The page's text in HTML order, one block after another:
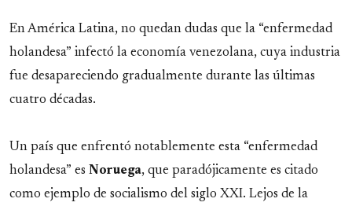
En América Latina, no quedan dudas que la “enfermedad
holandesa” infectó la economía venezolana, cuya industria
fue desapareciendo gradualmente durante las últimas
cuatro décadas.
Un país que enfrentó notablemente esta “enfermedad
holandesa” es Noruega, que paradójicamente es citado
como ejemplo de socialismo del siglo XXI. Lejos de la